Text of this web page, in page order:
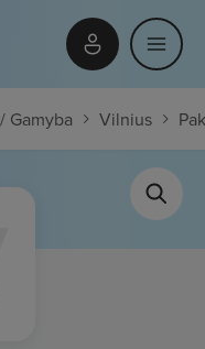
Gamyba Vilnius